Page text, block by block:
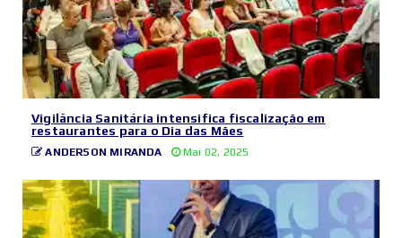
Vigilância Sanitária intensifica fiscalização em
restaurantes para o Dia das Mães
ANDERSON MIRANDA Mai 02, 2025